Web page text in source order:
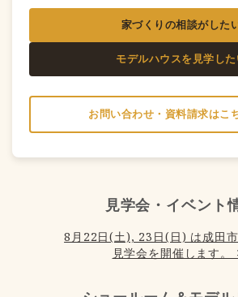
家づくりの相談がした
モデルハウスを見学し
お問い合わせ・資料請求はこ
見学会・イベント
8月22日(土), 23日(日) は成田
見学会を開催します。